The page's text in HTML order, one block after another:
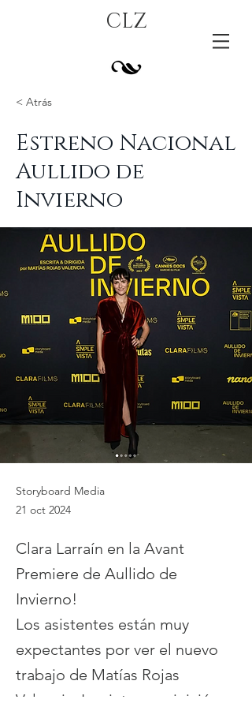
CLZ
< Atrás
Estreno Nacional
Aullido de
Invierno
Storyboard Media
21 oct 2024
Clara Larraín en la Avant
Premiere de Aullido de
Invierno!
Los asistentes están muy
expectantes por ver el nuevo
trabajo de Matías Rojas
Valencia. La cinta, que inició su